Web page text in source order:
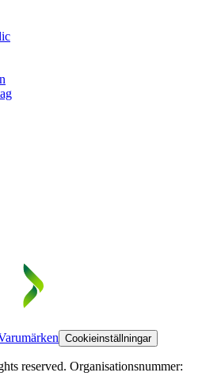
Cookieinställningar
reserved. Organisationsnummer: